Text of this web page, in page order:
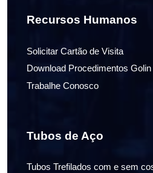
Recursos Humanos
Solicitar Cartão de Visita
Download Procedimentos Golin
Trabalhe Conosco
Tubos de Aço
Tubos Trefilados com e sem